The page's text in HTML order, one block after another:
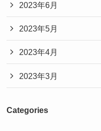
2023年6月
2023年5月
2023年4月
2023年3月
Categories